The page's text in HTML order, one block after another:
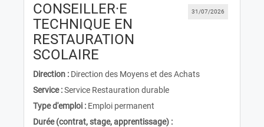
31/07/2026
CONSEILLER·E
TECHNIQUE EN
RESTAURATION
SCOLAIRE
Direction : Direction des Moyens et des Achats
Service :Service Restauration durable
Type d'emploi : Emploi permanent
Durée (contrat, stage, apprentissage) :